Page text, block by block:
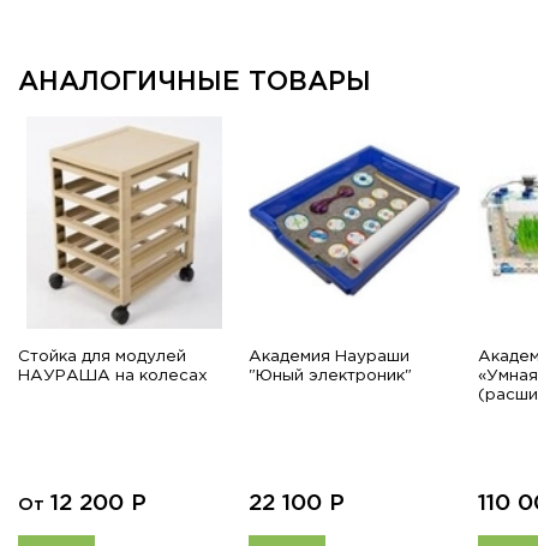
АНАЛОГИЧНЫЕ ТОВАРЫ
Стойка для модулей
НАУРАША на колесах
От 12 200 Р
Академия Наураши
"Юный электроник"
22 100 Р 110